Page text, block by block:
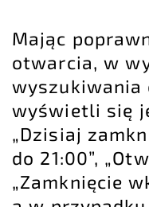
Mając
otwarcia, w
wyszukiwania
wyświetli się
„Dzisiaj
do 21:00”,
„Zamknięcie